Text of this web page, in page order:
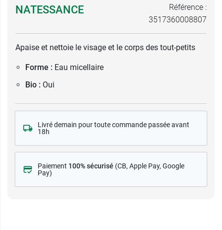
NATESSANCE
Référence :
3517360008807
Apaise et nettoie le visage et le corps des tout-petits
Forme : Eau micellaire
Bio : Oui
Livré demain pour toute commande passée avant
18h
Paiement 100% sécurisé (CB, Apple Pay, Google
Pay)